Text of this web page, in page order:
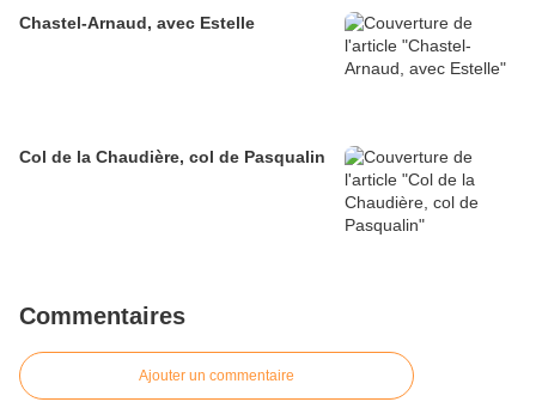
Chastel-Arnaud, avec Estelle
Col de la Chaudière, col de Pasqualin
Commentaires
Ajouter un commentaire